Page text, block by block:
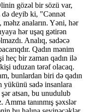
gözəl bir sözü var,
də deyib ki, "Cənnət
məhz anaların. Yəni, hər
hər uşaq gətirən
Analıq, sadəcə
Qadın mənim
heç bir zaman qadın ilə
uduzan tərəf olacaq.
bunlardan biri də qadın
yükünü sadə insanlara
atsan, bu unudulub
Amma tanınmış şəxslər